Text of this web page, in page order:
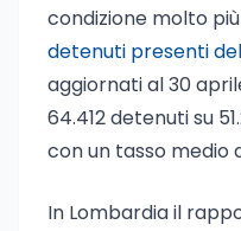
condizione molto
detenuti presenti
aggiornati al 30
64.412 detenuti su
con un tasso medio
In Lombardia il